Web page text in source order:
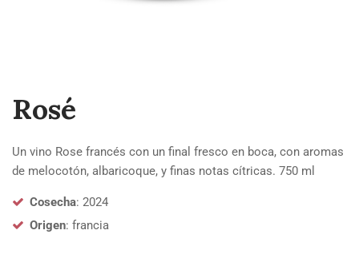
Rosé
Un vino Rose francés con un final fresco en boca, con aromas
de melocotón, albaricoque, y finas notas cítricas. 750 ml
Cosecha: 2024
Origen: francia